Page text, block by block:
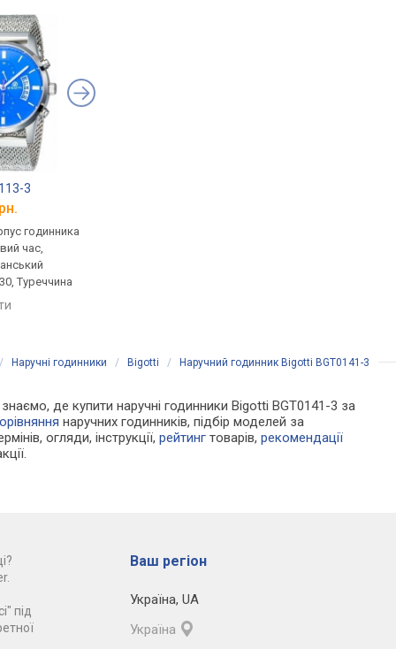
3
годинника
час,
Туреччина
Наручні годинники / Bigotti / Наручний годинник Bigotti BGT0141-3
де купити наручні годинники Bigotti BGT0141-3 за
наручних годинників, підбір моделей за
огляди, інструкції,рейтинг товарів,рекомендації
під
Ваш регіон
Україна, UA
Україна